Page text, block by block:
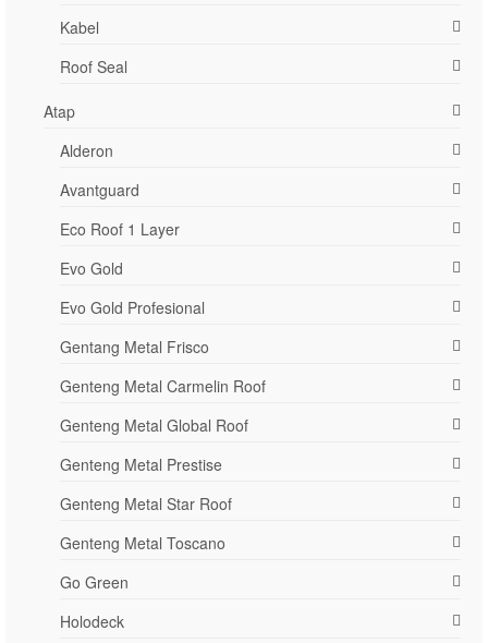
Kabel
Roof Seal
Atap
Alderon
Avantguard
Eco Roof 1 Layer
Evo Gold
Evo Gold Profesional
Gentang Metal Frisco
Genteng Metal Carmelin Roof
Genteng Metal Global Roof
Genteng Metal Prestise
Genteng Metal Star Roof
Genteng Metal Toscano
Go Green
Holodeck